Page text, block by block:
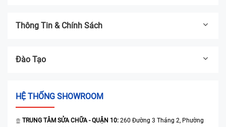
Thông Tin & Chính Sách
Đào Tạo
HỆ THỐNG SHOWROOM
TRUNG TÂM SỬA CHỮA - QUẬN 10: 260 Đường 3 Tháng 2, Phường